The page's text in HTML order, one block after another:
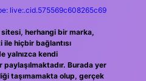
live:.cid.575569c608265c69
herhangi bir marka,
hiçbir bağlantısı
yalnızca kendi
paylaşılmaktadır. Burada yer
taşımamakta olup, gerçek